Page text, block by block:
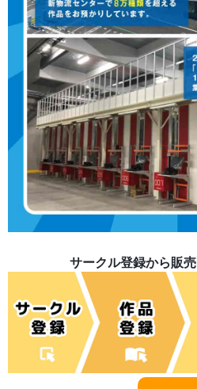
サークル登録から販